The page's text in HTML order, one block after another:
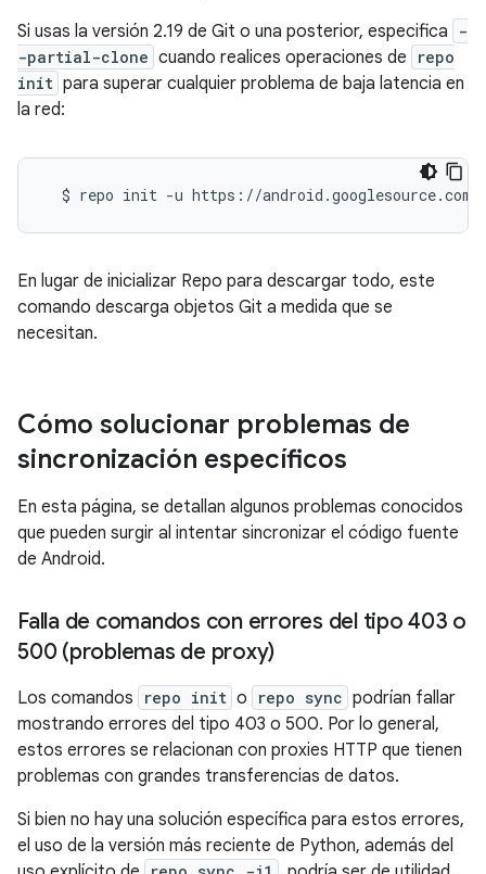
Si usas la versión 2.19 de Git o una posterior, especifica
-
-partial-clone cuando realices operaciones de
repo
init para superar cualquier problema de baja latencia en
la red:
$ repo init -u https://
En lugar de inicializar Repo para descargar todo, este
comando descarga objetos Git a medida que se
necesitan.
Cómo solucionar problemas de
sincronización específicos
En esta página, se detallan algunos problemas conocidos
que pueden surgir al intentar sincronizar el código fuente
de Android.
Falla de comandos con errores del tipo 403 o
500 (problemas de proxy)
Los comandos repo init o repo sync podrían fallar
mostrando errores del tipo 403 o 500. Por lo general,
estos errores se relacionan con proxies HTTP que tienen
problemas con grandes transferencias de datos.
Si bien no hay una solución específica para estos errores,
el uso de la versión más reciente de Python, además del